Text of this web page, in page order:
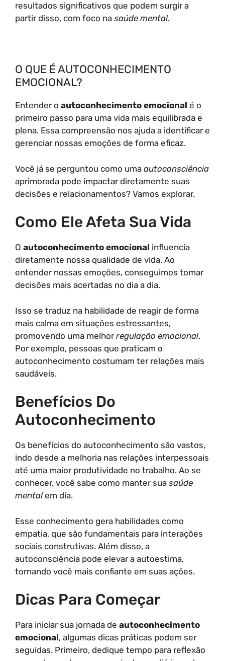
resultados significativos que podem surgir a
partir disso, com foco na saúde mental.
O QUE É AUTOCONHECIMENTO
EMOCIONAL?
Entender o autoconhecimento emocional é o
primeiro passo para uma vida mais equilibrada e
plena. Essa compreensão nos ajuda a identificar e
gerenciar nossas emoções de forma eficaz.
Você já se perguntou como uma autoconsciência
aprimorada pode impactar diretamente suas
decisões e relacionamentos? Vamos explorar.
Como Ele Afeta Sua Vida
O autoconhecimento emocional influencia
diretamente nossa qualidade de vida. Ao
entender nossas emoções, conseguimos tomar
decisões mais acertadas no dia a dia.
Isso se traduz na habilidade de reagir de forma
mais calma em situações estressantes,
promovendo uma melhorregulação emocional.
Por exemplo, pessoas que praticam o
autoconhecimento costumam ter relações mais
saudáveis.
Benefícios Do
Autoconhecimento
Os benefícios do autoconhecimento são vastos,
indo desde a melhoria nas relações interpessoais
até uma maior produtividade no trabalho. Ao se
conhecer, você sabe como manter sua saúde
mentalem dia.
Esse conhecimento gera habilidades como
empatia, que são fundamentais para interações
sociais construtivas. Além disso, a
autoconsciência pode elevar a autoestima,
tornando você mais confiante em suas ações.
Dicas Para Começar
Para iniciar sua jornada de autoconhecimento
emocional, algumas dicas práticas podem ser
seguidas. Primeiro, dedique tempo para reflexão